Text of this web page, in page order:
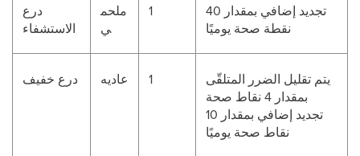
درع
الاستشفاء
ملحم
ي
1
تجديد إضافي بمقدار 40
نقطة صحة يوميًا
درع خفيف عاديه 1
يتم تقليل الضرر المتلقّى
بمقدار 4 نقاط صحة
تجديد إضافي بمقدار 10
نقاط صحة يوميًا